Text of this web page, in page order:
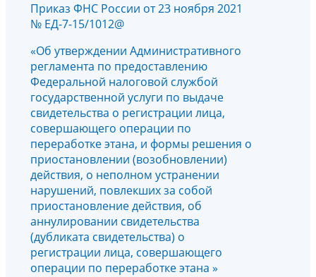
Приказ ФНС России от 23 ноября 2021
№ ЕД-7-15/1012@
«Об утверждении Административного
регламента по предоставлению
Федеральной налоговой службой
государственной услуги по выдаче
свидетельства о регистрации лица,
совершающего операции по
переработке этана, и формы решения о
приостановлении (возобновлении)
действия, о неполном устранении
нарушений, повлекших за собой
приостановление действия, об
аннулировании свидетельства
(дубликата свидетельства) о
регистрации лица, совершающего
операции по переработке этана »